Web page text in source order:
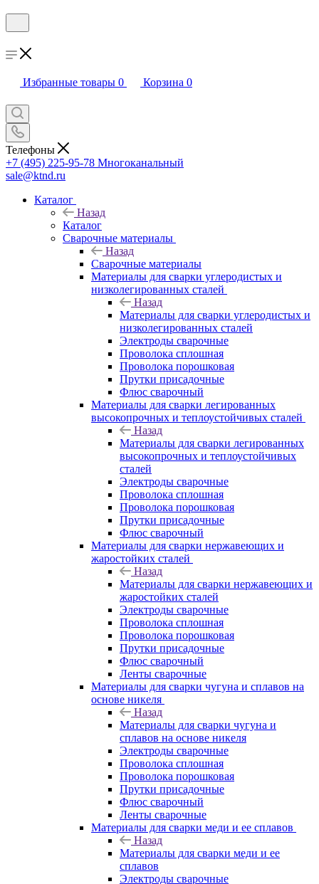
Избранные товары 0 Корзина 0
Телефоны
+7 (495) 225-95-78 Многоканальный
sale@ktnd.ru
Каталог
Назад
Каталог
Сварочные материалы
Назад
Сварочные материалы
Материалы для сварки углеродистых и
низколегированных сталей
Назад
Материалы для сварки углеродистых и
низколегированных сталей
Электроды сварочные
Проволока сплошная
Проволока порошковая
Прутки присадочные
Флюс сварочный
Материалы для сварки легированных
высокопрочных и теплоустойчивых сталей
Назад
Материалы для сварки легированных
высокопрочных и теплоустойчивых
сталей
Электроды сварочные
Проволока сплошная
Проволока порошковая
Прутки присадочные
Флюс сварочный
Материалы для сварки нержавеющих и
жаростойких сталей
Назад
Материалы для сварки нержавеющих и
жаростойких сталей
Электроды сварочные
Проволока сплошная
Проволока порошковая
Прутки присадочные
Флюс сварочный
Ленты сварочные
Материалы для сварки чугуна и сплавов на
основе никеля
Назад
Материалы для сварки чугуна и
сплавов на основе никеля
Электроды сварочные
Проволока сплошная
Проволока порошковая
Прутки присадочные
Флюс сварочный
Ленты сварочные
Материалы для сварки меди и ее сплавов
Назад
Материалы для сварки меди и ее
сплавов
Электроды сварочные